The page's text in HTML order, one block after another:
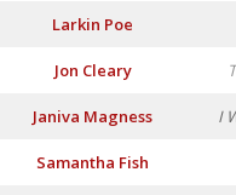
Larkin Poe
Jon Cleary
Janiva Magness I
Samantha Fish